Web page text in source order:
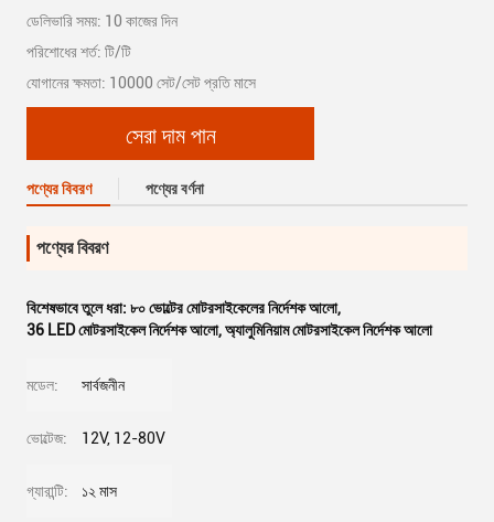
ডেলিভারি সময়: 10 কাজের দিন
পরিশোধের শর্ত: টি/টি
যোগানের ক্ষমতা: 10000 সেট/সেট প্রতি মাসে
সেরা দাম পান
পণ্যের বিবরণ পণ্যের বর্ণনা
পণ্যের বিবরণ
বিশেষভাবে তুলে ধরা: ৮০ ভোল্টের মোটরসাইকেলের নির্দেশক আলো,
36 LED মোটরসাইকেল নির্দেশক আলো,অ্যালুমিনিয়াম মোটরসাইকেল নির্দেশক আলো
মডেল: সার্বজনীন
ভোল্টেজ: 12V, 12-80V
গ্যারান্টি: ১২ মাস